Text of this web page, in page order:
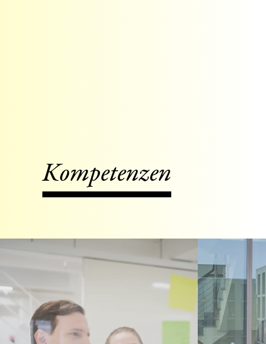
Kompetenzen